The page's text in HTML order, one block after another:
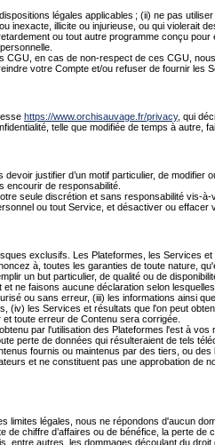
légales applicables ; (ii) ne pas
inexacte, illicite ou injurieuse, ou qui violerait
ou tout autre programme conçu pour
CGU, en cas de non-respect de ces CGU,
votre Compte et/ou refuser de fournir les
https://www.orchisauvage.fr/privacy, qui
telle que modifiée de temps à autre,
justifier d’un motif particulier, de modifier
encourir de responsabilité.
seule discrétion et sans responsabilité vis-
ou tout Service, et désactiver ou effacer
exclusifs. Les Plateformes, les Services
à, toutes les garanties de toute nature,
un but particulier, de qualité ou de
ne faisons aucune déclaration selon
ou sans erreur, (iii) les informations ainsi
(iv) les Services et résultats que l'on peut
toute erreur de Contenu sera corrigée.
par l'utilisation des Plateformes l'est à
perte de données qui résulteraient de tels
fournis ou maintenus par des tiers, ou
et ne constituent pas une approbation de
limites légales, nous ne répondons d'aucun
chiffre d’affaires ou de bénéfice, la perte de
entre autres, les dommages découlant du